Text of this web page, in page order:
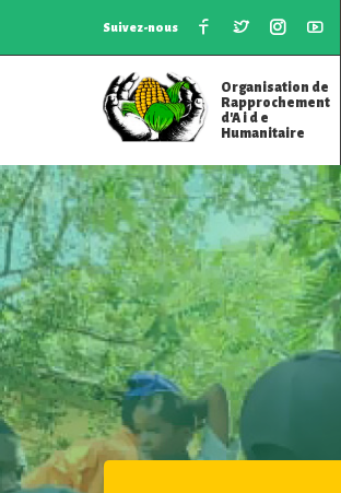
Suivez-nous
Organisation de
Rapprochement
d'A i d e
Humanitaire